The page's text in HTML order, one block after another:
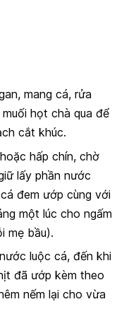
mang cá, rửa
họt chà qua để
cắt khúc.
hấp chín, chờ
lấy phần nước
đem ướp cùng với
một lúc cho ngấm
mẹ bầu).
luộc cá, đến khi
đã ướp kèm theo
nếm lại cho vừa